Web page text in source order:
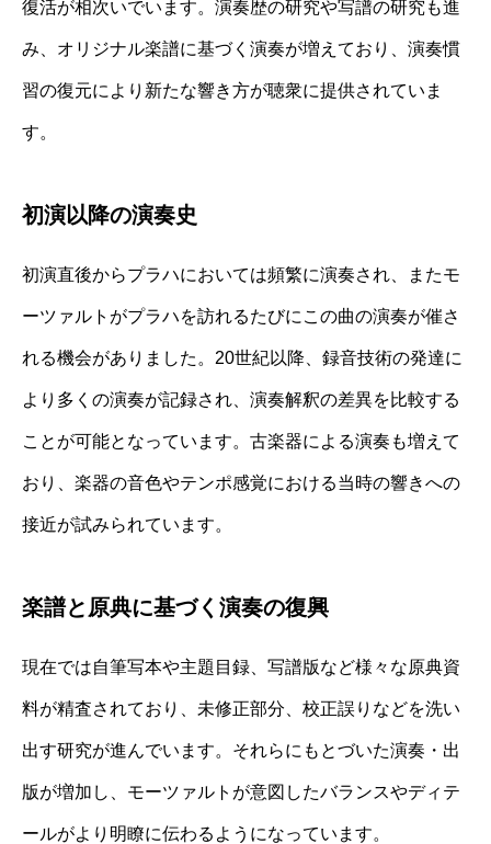
復活が相次いでいます。演奏歴の研究や写譜の研究も進
み、オリジナル楽譜に基づく演奏が増えており、演奏慣
習の復元により新たな響き方が聴衆に提供されていま
す。
初演以降の演奏史
初演直後からプラハにおいては頻繁に演奏され、またモ
ーツァルトがプラハを訪れるたびにこの曲の演奏が催さ
れる機会がありました。20世紀以降、録音技術の発達に
より多くの演奏が記録され、演奏解釈の差異を比較する
ことが可能となっています。古楽器による演奏も増えて
おり、楽器の音色やテンポ感覚における当時の響きへの
接近が試みられています。
楽譜と原典に基づく演奏の復興
現在では自筆写本や主題目録、写譜版など様々な原典資
料が精査されており、未修正部分、校正誤りなどを洗い
出す研究が進んでいます。それらにもとづいた演奏・出
版が増加し、モーツァルトが意図したバランスやディテ
ールがより明瞭に伝わるようになっています。